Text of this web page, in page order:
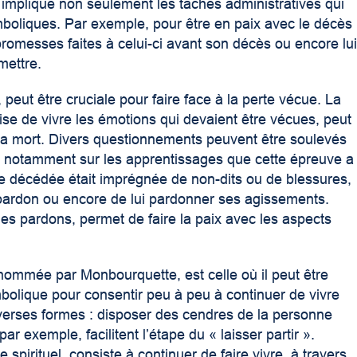
non seulement les tâches administratives qui
Par exemple, pour être en paix avec le décès
faites à celui-ci avant son décès ou encore lui
peut être cruciale pour faire face à la perte vécue. La
de vivre les émotions qui devaient être vécues, peut
mort. Divers questionnements peuvent être soulevés
sur les apprentissages que cette épreuve a
décédée était imprégnée de non-dits ou de blessures,
ou encore de lui pardonner ses agissements.
pardons, permet de faire la paix avec les aspects
par Monbourquette, est celle où il peut être
pour consentir peu à peu à continuer de vivre
formes : disposer des cendres de la personne
exemple, facilitent l’étape du « laisser partir ».